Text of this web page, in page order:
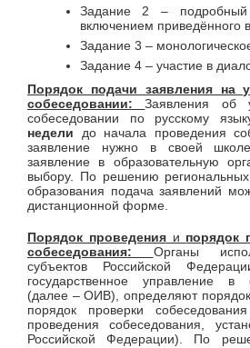
Задание 2 – подробный
включением приведённого
Задание 3 –
Задание 4 – участие в
Порядок подачи заявления на
собеседовании:Заявления об
собеседовании по русскому
недели до начала проведения
заявление нужно в своей
заявление в образовательную
выбору. По решению
образования подача заявлений
дистанционной форме.
Порядок проведенияи порядок
собеседования: Органы
субъектов Российской
государственное управление в
(далее – ОИВ), определяют
порядок проверки собеседования
проведения собеседования,
Российской Федерации). По